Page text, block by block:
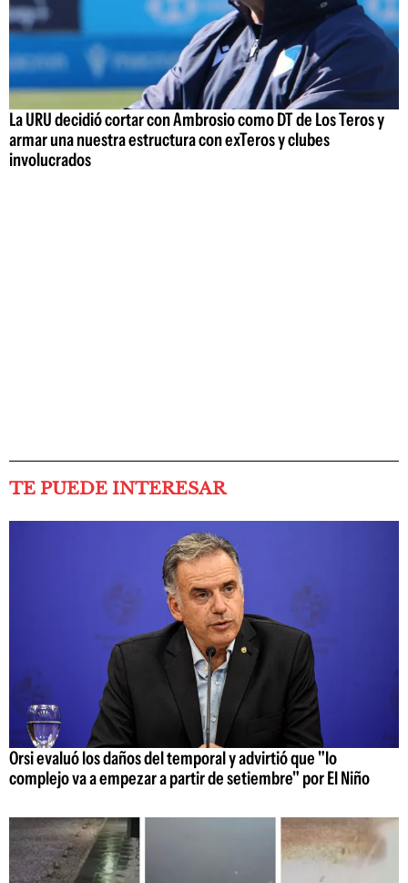
La URU decidió cortar con Ambrosio como DT de Los Teros y
armar una nuestra estructura con exTeros y clubes
involucrados
TE PUEDE INTERESAR
Orsi evaluó los daños del temporal y advirtió que "lo
complejo va a empezar a partir de setiembre" por El Niño